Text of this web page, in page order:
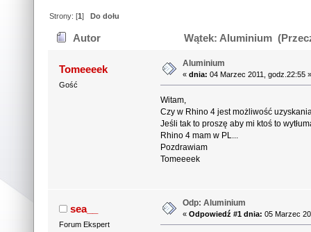
Strony: [1]Do dołu
Autor Wątek: Aluminium
Tomeeeek
Gość
Aluminium
«dnia: 04 Marzec 2011, godz.22:55
Witam,
Czy w Rhino 4 jest możliwość
Jeśli tak to proszę aby mi ktoś to
Rhino 4 mam w PL...
Pozdrawiam
Tomeeeek
sea__
Forum Ekspert
Odp: Aluminium
«Odpowiedź #1 dnia: 05 Marzec